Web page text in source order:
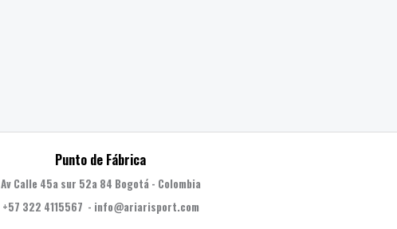
Punto de Fábrica
Av Calle 45a sur 52a 84 Bogotá - Colombia
+57 322 4115567 - info@ariarisport.com